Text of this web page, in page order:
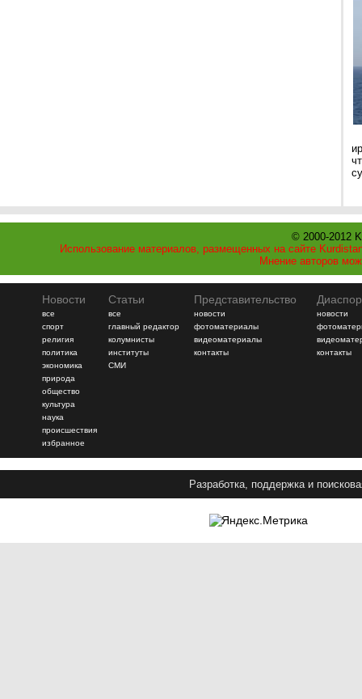
© 2000-2012
Использование материалов, размещенных на сайте
Мнение авторов
Новости
все
спорт
религия
политика
экономика
природа
общество
культура
наука
происшествия
избранное
Статьи
все
главный редактор
колумнисты
институты
СМИ
Представительство
новости
фотоматериалы
видеоматериалы
контакты
новости
контакты
Разработка, поддержка и